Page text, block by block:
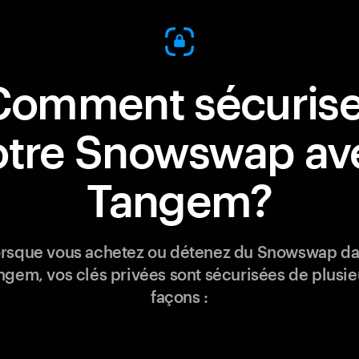
Snowswap
Tangem?
vous achetez ou détenez du Snowswap
vos clés privées sont sécurisées de
façons :